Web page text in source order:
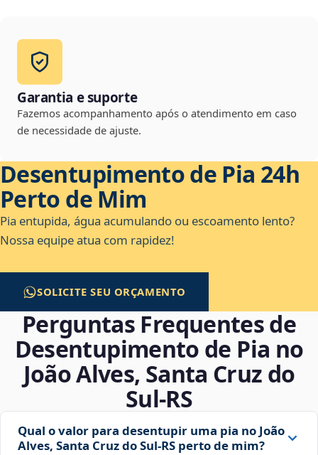
Garantia e suporte
Fazemos acompanhamento após o atendimento em caso
de necessidade de ajuste.
Desentupimento de Pia 24h
Perto de Mim
Pia entupida, água acumulando ou escoamento lento?
Nossa equipe atua com rapidez!
SOLICITE SEU ORÇAMENTO
Perguntas Frequentes de
Desentupimento de Pia no
João Alves, Santa Cruz do
Sul‑RS
Qual o valor para desentupir uma pia no João
Alves, Santa Cruz do Sul‑RS perto de mim?